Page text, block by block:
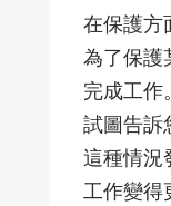
在保護方
為了保護
完成工作
試圖告訴
這種情況
工作變得